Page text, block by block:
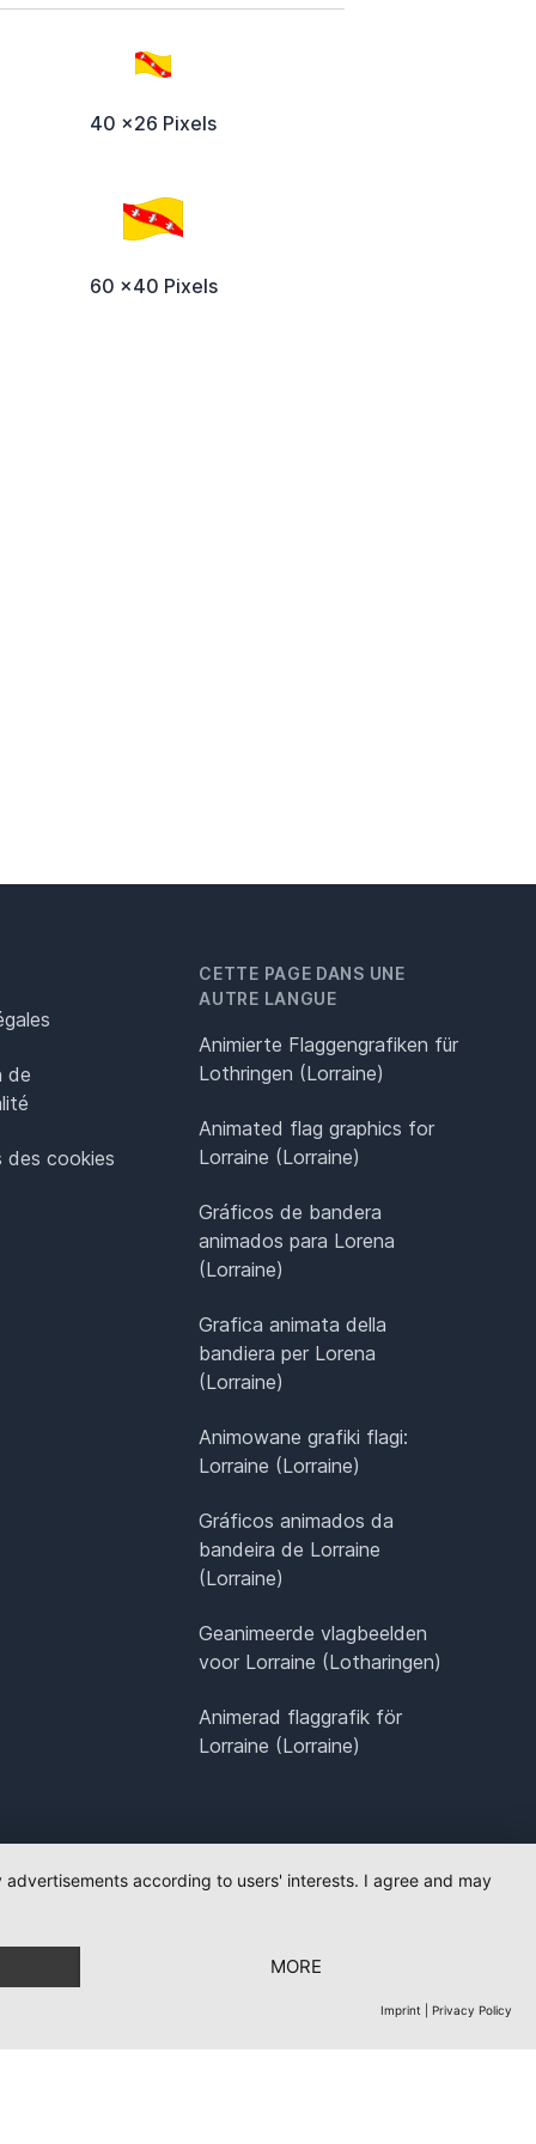
40 x26 Pixels
60 x40 Pixels
de
des cookies
CETTE PAGE DANS UNE
AUTRE LANGUE
Animierte Flaggengrafiken für
Lothringen (Lorraine)
Animated flag graphics for
Lorraine (Lorraine)
Gráficos de bandera
animados para Lorena
(Lorraine)
Grafica animata della
bandiera per Lorena
(Lorraine)
Animowane grafiki flagi:
Lorraine (Lorraine)
Gráficos animados da
bandeira de Lorraine
(Lorraine)
Geanimeerde vlagbeelden
voor Lorraine (Lotharingen)
Animerad flaggrafik för
Lorraine (Lorraine)
according to users' interests. I agree and may
MORE
Imprint Privacy Policy